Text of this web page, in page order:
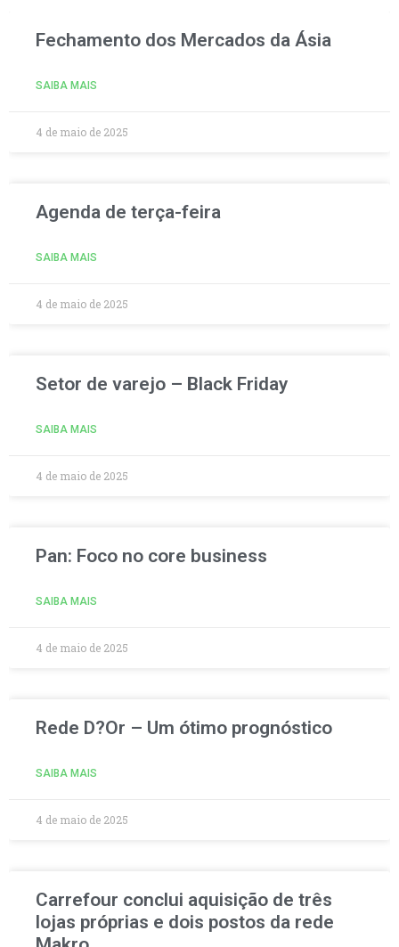
Fechamento dos Mercados da Ásia
SAIBA MAIS
4 de maio de 2025
Agenda de terça-feira
SAIBA MAIS
4 de maio de 2025
Setor de varejo – Black Friday
SAIBA MAIS
4 de maio de 2025
Pan: Foco no core business
SAIBA MAIS
4 de maio de 2025
Rede D?Or – Um ótimo prognóstico
SAIBA MAIS
4 de maio de 2025
Carrefour conclui aquisição de três
lojas próprias e dois postos da rede